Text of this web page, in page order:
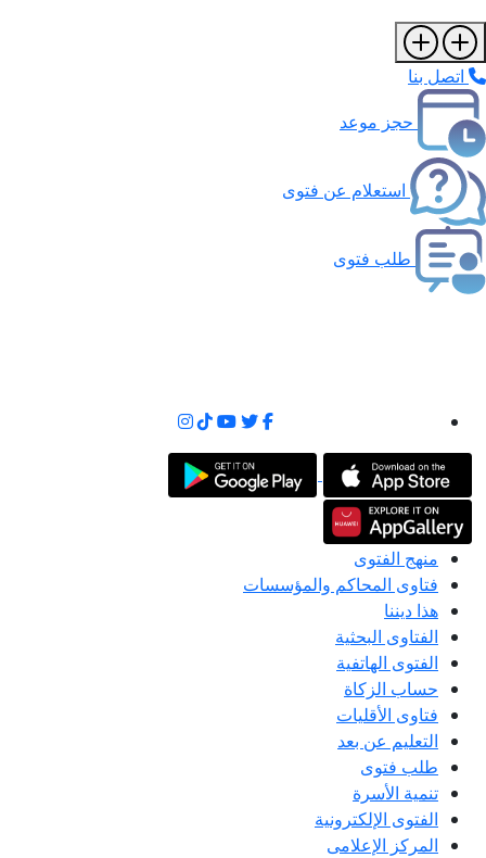
اتصل بنا
حجز موعد
استعلام عن فتوى
طلب فتوى
منهج الفتوى
فتاوى المحاكم والمؤسسات
هذا ديننا
الفتاوى البحثية
الفتوى الهاتفية
حساب الزكاة
فتاوى الأقليات
التعليم عن بعد
طلب فتوى
تنمية الأسرة
الفتوى الإلكترونية
المركز الإعلامى